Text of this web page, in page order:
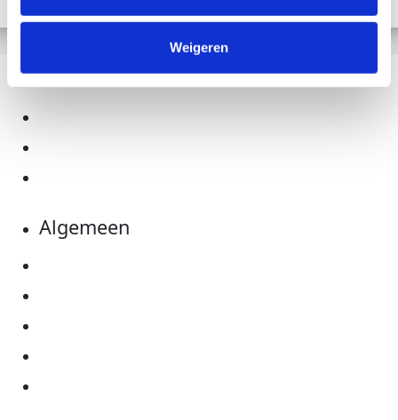
Weigeren
Woonplaats
Nothing selected
Acties
Algemeen